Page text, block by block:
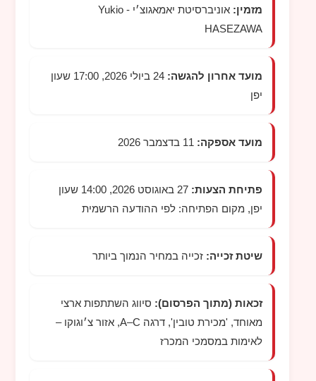
מזמין:אוניברסיטת יאמאגוצ׳י -Yukio
HASEZAWA
מועד אחרון להגשה:
24 ביולי 2026, 17:00 שעון
יפן
מועד אספקה:11 בדצמבר 2026
פתיחת הצעות:
27 באוגוסט 2026, 14:00 שעון
יפן, מקום הפתיחה: לפי ההודעה הרשמית
שיטת זכייה:זכייה במחיר הנמוך ביותר
זכאות (מתוך הפרסום):סיווג השתתפות ארצי
מאוחד, 'מכירת טובין', דרגה A–C, אזור צ׳וגוקו –
לאימות במסמכי המכרז